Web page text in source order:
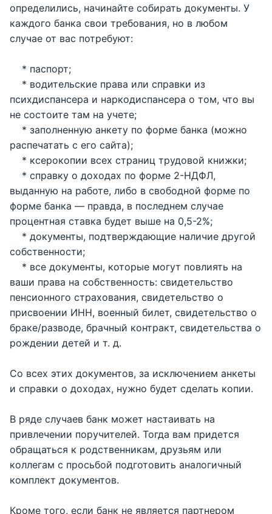
определились, начинайте собирать документы. У
каждого банка свои требования, но в любом
случае от вас потребуют:
* паспорт;
* водительские права или справки из
психдиспансера и наркодиспансера о том, что вы
не состоите там на учете;
* заполненную анкету по форме банка (можно
распечатать с его сайта);
* ксерокопии всех страниц трудовой книжки;
* справку о доходах по форме 2-НДФЛ,
выданную на работе, либо в свободной форме по
форме банка — правда, в последнем случае
процентная ставка будет выше на 0,5-2%;
* документы, подтверждающие наличие другой
собственности;
* все документы, которые могут повлиять на
ваши права на собственность: свидетельство
пенсионного страхования, свидетельство о
присвоении ИНН, военный билет, свидетельство о
браке/разводе, брачный контракт, свидетельства о
рождении детей и т. д.
Со всех этих документов, за исключением анкеты
и справки о доходах, нужно будет сделать копии.
В ряде случаев банк может настаивать на
привлечении поручителей. Тогда вам придется
обращаться к родственникам, друзьям или
коллегам с просьбой подготовить аналогичный
комплект документов.
Кроме того, если банк не является партнером